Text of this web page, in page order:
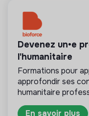
💡 Structure de
Cette structure
gestion est
lucrativité est
coopérative,
Devenez un•e
l'humanitaire
Formations pour
approfondir ses
humanitaire
En savoir plus